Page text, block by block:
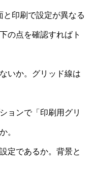
印刷で設定が異なる
の点を確認すればト
いか。グリッド線は
ョンで「印刷用グリ
。
定であるか。背景と